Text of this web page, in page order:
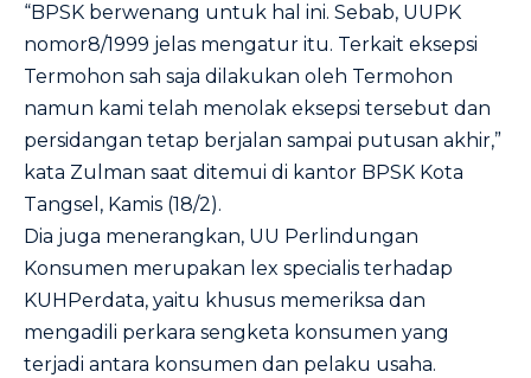
“BPSK berwenang untuk hal ini. Sebab, UUPK
nomor8/1999 jelas mengatur itu. Terkait eksepsi
Termohon sah saja dilakukan oleh Termohon
namun kami telah menolak eksepsi tersebut dan
persidangan tetap berjalan sampai putusan akhir,”
kata Zulman saat ditemui di kantor BPSK Kota
Tangsel, Kamis (18/2).
Dia juga menerangkan, UU Perlindungan
Konsumen merupakan lex specialis terhadap
KUHPerdata, yaitu khusus memeriksa dan
mengadili perkara sengketa konsumen yang
terjadi antara konsumen dan pelaku usaha.